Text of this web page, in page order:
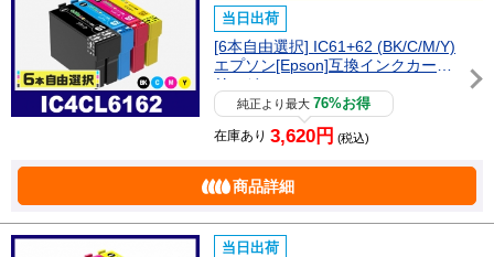
当日出荷
[6本自由選択] IC61+62 (BK/C/M/Y)
エプソン[Epson]互換インクカート
リッジ
純正より最大76%お得
在庫あり 3,620円 (税込)
商品詳細
当日出荷